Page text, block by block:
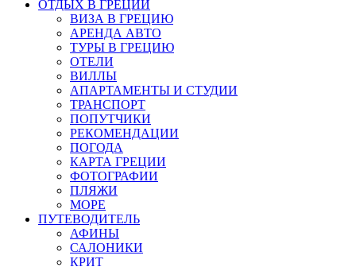
ОТДЫХ В ГРЕЦИИ
ВИЗА В ГРЕЦИЮ
АРЕНДА АВТО
ТУРЫ В ГРЕЦИЮ
ОТЕЛИ
ВИЛЛЫ
АПАРТАМЕНТЫ И СТУДИИ
ТРАНСПОРТ
ПОПУТЧИКИ
РЕКОМЕНДАЦИИ
ПОГОДА
КАРТА ГРЕЦИИ
ФОТОГРАФИИ
ПЛЯЖИ
МОРЕ
ПУТЕВОДИТЕЛЬ
АФИНЫ
САЛОНИКИ
КРИТ